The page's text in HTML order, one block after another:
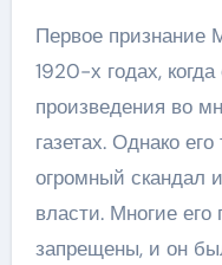
Первое признание
1920-х годах,
произведения во
газетах. Однако
огромный скандал
власти. Многие
запрещены, и он